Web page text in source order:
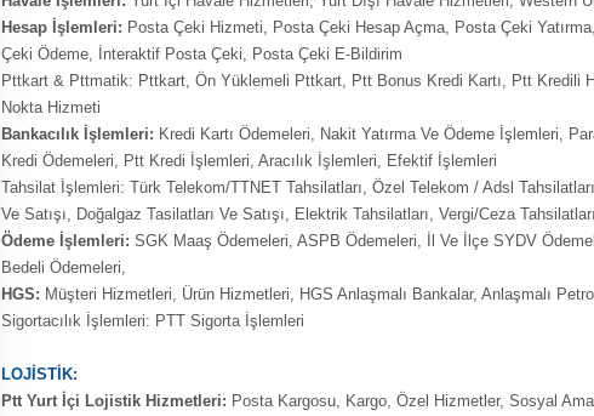
Hesap İşlemleri: Posta Çeki Hizmeti, Posta Çeki Hesap Açma, Posta Çeki
Çeki Ödeme, İnteraktif Posta Çeki, Posta Çeki E-Bildirim
Pttkart & Pttmatik: Pttkart, Ön Yüklemeli Pttkart, Ptt Bonus Kredi Kartı, Ptt Kredili
Nokta Hizmeti
Bankacılık İşlemleri: Kredi Kartı Ödemeleri, Nakit Yatırma Ve Ödeme İşlemleri,
Kredi Ödemeleri, Ptt Kredi İşlemleri, Aracılık İşlemleri, Efektif İşlemleri
Tahsilat İşlemleri: Türk Telekom/TTNET Tahsilatları, Özel Telekom / Adsl
Ve Satışı, Doğalgaz Tasilatları Ve Satışı, Elektrik Tahsilatları, Vergi/Ceza
Ödeme İşlemleri: SGK Maaş Ödemeleri, ASPB Ödemeleri, İl Ve İlçe SYDV
Bedeli Ödemeleri,
HGS: Müşteri Hizmetleri, Ürün Hizmetleri, HGS Anlaşmalı Bankalar, Anlaşmalı
Sigortacılık İşlemleri: PTT Sigorta İşlemleri
LOJİSTİK:
Ptt Yurt İçi Lojistik Hizmetleri: Posta Kargosu, Kargo, Özel Hizmetler, Sosyal